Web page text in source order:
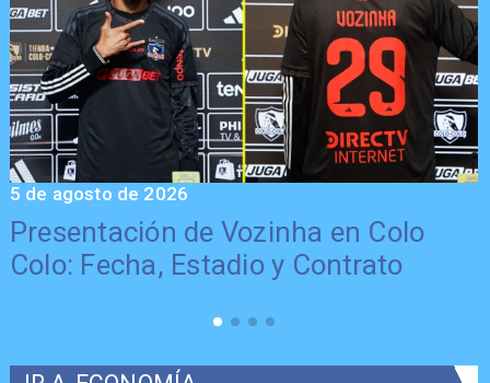
Presentación de Vozinha en Colo
Colo: Fecha, Estadio y Contrato
5 de agosto de 2026